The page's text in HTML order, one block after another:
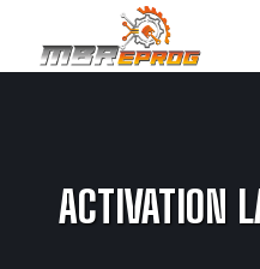
ACTIVATION